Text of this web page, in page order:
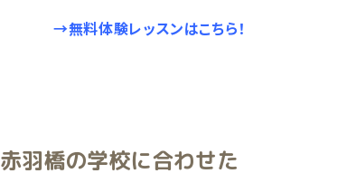
→無料体験レッスンはこちら！
赤羽橋の学校に合わせた